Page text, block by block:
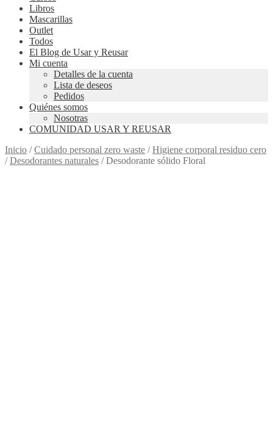
Libros
Mascarillas
Outlet
Todos
El Blog de Usar y Reusar
Mi cuenta
Detalles de la cuenta
Lista de deseos
Pedidos
Quiénes somos
Nosotras
COMUNIDAD USAR Y REUSAR
Inicio /Cuidado personal zero waste /Higiene corporal residuo cero
/Desodorantes naturales /Desodorante sólido Floral